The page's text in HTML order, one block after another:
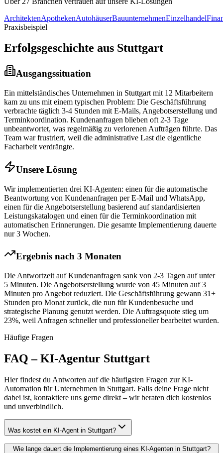
ArchitektenApothekenAutohäuserBauunternehmenEinzelhandel
Praxisbeispiel
Erfolgsgeschichte aus Stuttgart
Ausgangssituation
Ein mittelständisches Unternehmen in Stuttgart mit 12 Mitarbeitern
kam zu uns mit einem typischen Problem: Die Geschäftsführung
verbrachte täglich 3-4 Stunden mit E-Mails, Angebotserstellung und
Terminkoordination. Kundenanfragen blieben oft 2-3 Tage
unbeantwortet, was regelmäßig zu verlorenen Aufträgen führte. Das
Team war frustriert, weil die administrative Last die eigentliche
Facharbeit verdrängte.
Unsere Lösung
Wir implementierten drei KI-Agenten: einen für die automatische
Beantwortung von Kundenanfragen per E-Mail und WhatsApp,
einen für die Angebotserstellung basierend auf standardisierten
Leistungskatalogen und einen für die Terminkoordination mit
automatischen Erinnerungen. Die gesamte Implementierung dauerte
nur 3 Wochen.
Ergebnis nach 3 Monaten
Die Antwortzeit auf Kundenanfragen sank von 2-3 Tagen auf unter
5 Minuten. Die Angebotserstellung wurde von 45 Minuten auf 3
Minuten pro Angebot reduziert. Die Geschäftsführung gewann 31+
Stunden pro Monat zurück, die nun für Kundenbesuche und
strategische Planung genutzt werden. Die Auftragsquote stieg um
23%, weil Anfragen schneller und professioneller bearbeitet wurden.
Häufige Fragen
FAQ – KI-Agentur Stuttgart
Hier findest du Antworten auf die häufigsten Fragen zur KI-
Automation für Unternehmen in Stuttgart. Falls deine Frage nicht
dabei ist, kontaktiere uns gerne direkt – wir beraten dich kostenlos
und unverbindlich.
Was kostet ein KI-Agent in Stuttgart?
Wie lange dauert die Implementierung eines KI-Agenten in Stuttgart?